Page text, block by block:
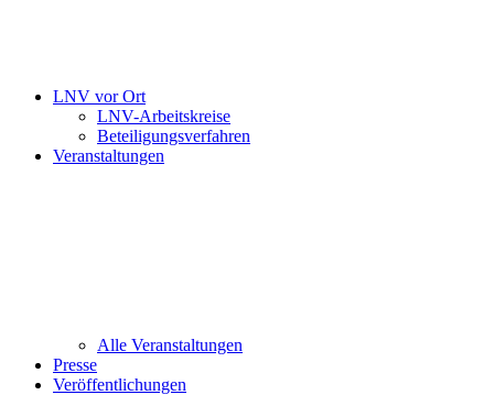
LNV vor Ort
LNV-Arbeitskreise
Beteiligungsverfahren
Veranstaltungen
Alle Veranstaltungen
Presse
Veröffentlichungen